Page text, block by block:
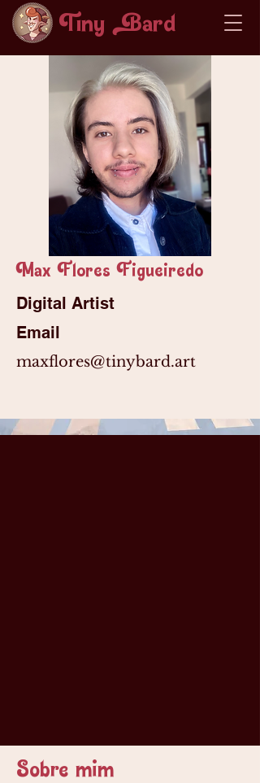
Tiny ard
Max Flores Figueiredo
Digital Artist
Email
maxflores@tinybard.art
Sobre mim